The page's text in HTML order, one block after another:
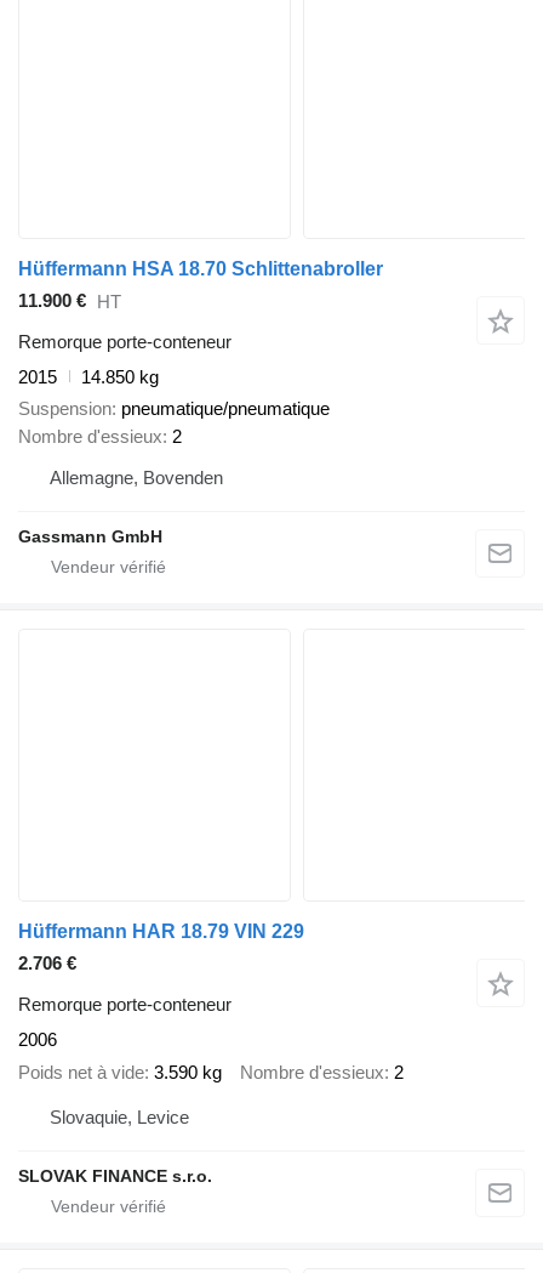
Hüffermann HSA 18.70 Schlittenabroller
11.900 € HT
Remorque porte-conteneur
2015
14.850 kg
Suspension pneumatique/pneumatique
Nombre d'essieux 2
Allemagne, Bovenden
Gassmann GmbH
Hüffermann HAR 18.79 VIN 229
2.706 €
Remorque porte-conteneur
2006
Poids net à vide 3.590 kg Nombre d'essieux 2
Slovaquie, Levice
SLOVAK FINANCE s.r.o.